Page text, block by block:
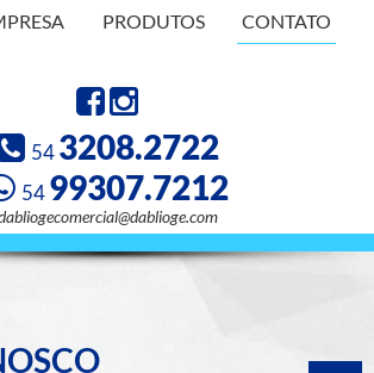
PRODUTOS CONTATO
543208.2722
5499307.7212